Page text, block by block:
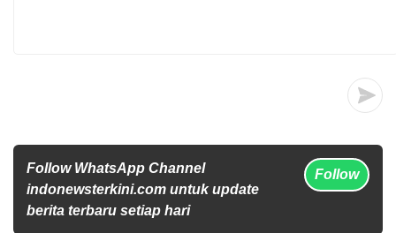
Follow WhatsApp Channel
indonewsterkini.com untuk update
berita terbaru setiap hari
Follow